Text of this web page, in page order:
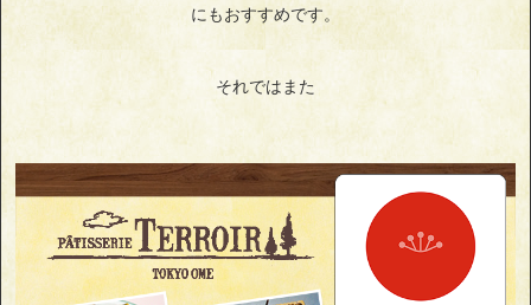
にもおすすめです。
それではまた